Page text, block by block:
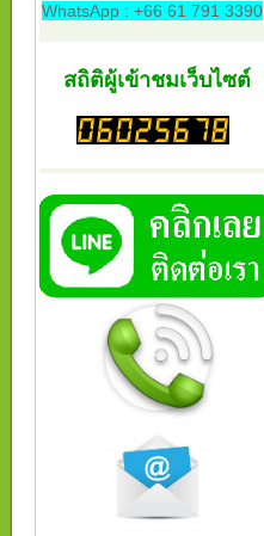
WhatsApp : +66 61 791 3390
สถิติผู้เข้าชมเว็บไซต์